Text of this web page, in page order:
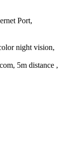
Port,
night vision,
5m distance ,